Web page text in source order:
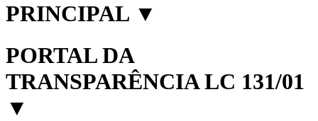
PRINCIPAL ▼
PORTAL DA
TRANSPARÊNCIA LC 131/01
▼